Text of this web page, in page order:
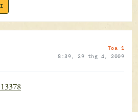
Toa 1
8:39, 29 thg 4, 2009